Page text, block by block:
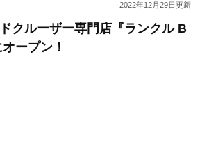
2022年12月29日更新
クルーザー専門店『ランクル B
ープン！